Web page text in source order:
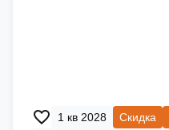
1 кв 2028 Скидка